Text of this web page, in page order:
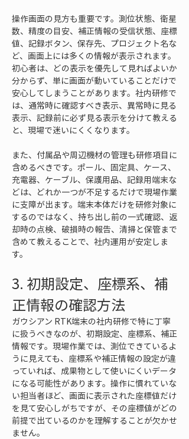
操作画面の見方も重要です。測位状態、衛星
数、精度の目安、補正情報の受信状態、座標
値、記録ボタン、保存先、プロジェクト名な
ど、画面上には多くの情報が表示されます。
初心者は、どの表示を優先して見ればよいか
分からず、単に画面が動いていることだけで
安心してしまうことがあります。社内研修で
は、通常時に確認すべき表示、異常時に見る
表示、記録前に必ず見る表示を分けて教える
と、現場で迷いにくくなります。
また、付属品や周辺機材の管理も研修項目に
含めるべきです。ポール、固定具、ケース、
充電器、ケーブル、保護用品、記録用端末な
どは、どれか一つが不足するだけで現場作業
に支障が出ます。端末本体だけを研修対象に
するのではなく、持ち出し前の一式確認、返
却時の点検、破損時の報告、清掃と保管まで
含めて教えることで、社内運用が安定しま
す。
3. 初期設定、座標系、補
正情報の確認方法
ガウシアン RTK端末の社内研修で特に丁寧
に扱うべきなのが、初期設定、座標系、補正
情報です。現場作業では、測位できているよ
うに見えても、座標系や補正情報の設定が違
っていれば、成果物として使いにくいデータ
になる可能性があります。操作に慣れていな
い担当者ほど、画面に表示された座標値だけ
を見て安心しがちですが、その座標値がどの
前提で出ているのかを理解することが欠かせ
ません。